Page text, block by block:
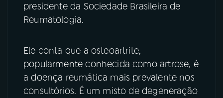
YouTube
TikTok
presidente da Sociedade Brasileira de
Reumatologia.
Ele conta que a osteoartrite,
popularmente conhecida como artrose, é
a doença reumática mais prevalente nos
consultórios. É um misto de degeneração